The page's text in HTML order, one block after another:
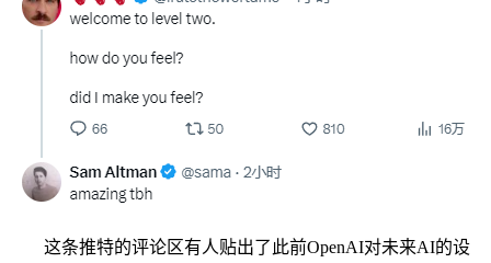
这条推特的评论区有人贴出了此前OpenAI对未来AI的设